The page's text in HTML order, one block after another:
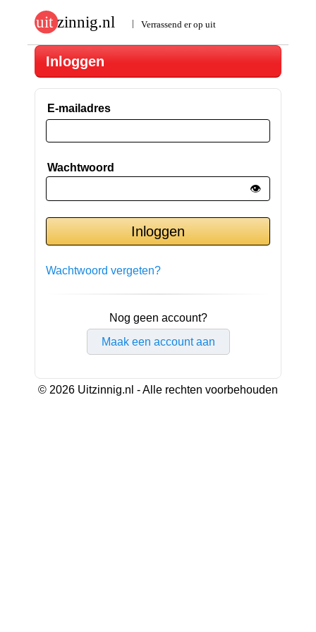
Inloggen
E-mailadres
Wachtwoord
👁️
Wachtwoord vergeten?
Nog geen account?
Maak een account aan
© 2026 Uitzinnig.nl - Alle rechten voorbehouden